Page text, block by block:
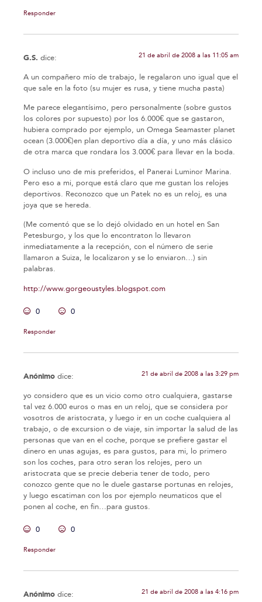
Responder
G.S. dice: 21 de abril de 2008 a las 11:05 am
A un compañero mío de trabajo, le regalaron uno igual que el
que sale en la foto (su mujer es rusa, y tiene mucha pasta)
Me parece elegantísimo, pero personalmente (sobre gustos
los colores por supuesto) por los 6.000€ que se gastaron,
hubiera comprado por ejemplo, un Omega Seamaster planet
ocean (3.000€)en plan deportivo día a día, y uno más clásico
de otra marca que rondara los 3.000€ para llevar en la boda.
O incluso uno de mis preferidos, el Panerai Luminor Marina.
Pero eso a mi, porque está claro que me gustan los relojes
deportivos. Reconozco que un Patek no es un reloj, es una
joya que se hereda.
(Me comentó que se lo dejó olvidado en un hotel en San
Petesburgo, y los que lo encontraton lo llevaron
inmediatamente a la recepción, con el número de serie
llamaron a Suiza, le localizaron y se lo enviaron…) sin
palabras.
http://www.gorgeoustyles.blogspot.com
0 0
Responder
Anónimo dice: 21 de abril de 2008 a las 3:29 pm
yo considero que es un vicio como otro cualquiera, gastarse
tal vez 6.000 euros o mas en un reloj, que se considera por
vosotros de aristocrata, y luego ir en un coche cualquiera al
trabajo, o de excursion o de viaje, sin importar la salud de las
personas que van en el coche, porque se prefiere gastar el
dinero en unas agujas, es para gustos, para mi, lo primero
son los coches, para otro seran los relojes, pero un
aristocrata que se precie deberia tener de todo, pero
conozco gente que no le duele gastarse portunas en relojes,
y luego escatiman con los por ejemplo neumaticos que el
ponen al coche, en fin…para gustos.
0 0
Responder
Anónimo dice: 21 de abril de 2008 a las 4:16 pm